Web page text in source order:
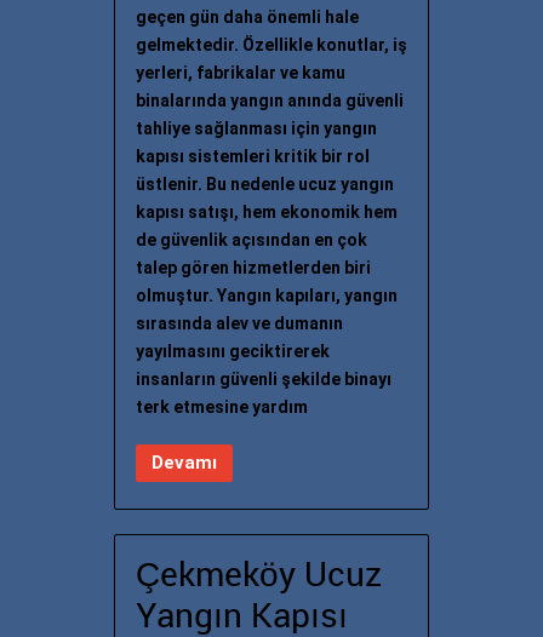
geçen gün daha önemli hale
gelmektedir. Özellikle konutlar, iş
yerleri, fabrikalar ve kamu
binalarında yangın anında güvenli
tahliye sağlanması için yangın
kapısı sistemleri kritik bir rol
üstlenir. Bu nedenle ucuz yangın
kapısı satışı, hem ekonomik hem
de güvenlik açısından en çok
talep gören hizmetlerden biri
olmuştur. Yangın kapıları, yangın
sırasında alev ve dumanın
yayılmasını geciktirerek
insanların güvenli şekilde binayı
terk etmesine yardım
Devamı
Çekmeköy Ucuz
Yangın Kapısı